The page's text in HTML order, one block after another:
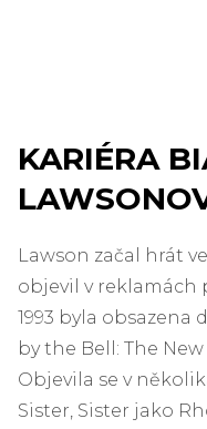
KARIÉRA
Lawson začal hrát
objevil v reklamách
1993 byla obsazena
by the Bell: The
Objevila se v
Sister, Sister jako